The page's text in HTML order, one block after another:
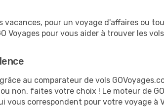
vacances, pour un voyage d'affaires ou
Voyages pour vous aider à trouver les
au comparateur de vols
non, faites votre choix ! Le moteur de
correspondent pour votre voyage à